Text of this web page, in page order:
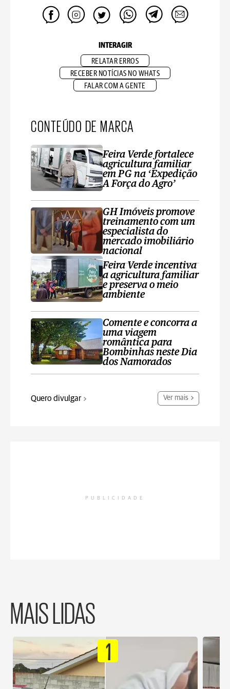
INTERAGIR
RELATAR ERROS
RECEBER NOTÍCIAS NO WHATS
FALAR COM A GENTE
CONTEÚDO DE MARCA
Feira Verde fortalece
agricultura familiar
em PG na ‘Expedição
A Força do Agro’
GH Imóveis promove
treinamento com um
especialista do
mercado imobiliário
nacional
Feira Verde incentiva
a agricultura familiar
e preserva o meio
ambiente
Comente e concorra a
uma viagem
romântica para
Bombinhas neste Dia
dos Namorados
Quero divulgar Ver mais
PUBLICIDADE
MAIS LIDAS
1